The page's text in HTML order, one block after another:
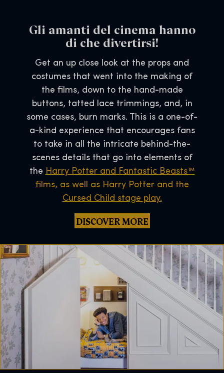
Gli amanti del cinema hanno
di che divertirsi!
Get an up close look at the props and
costumes that went into the making of
the films, down to the hand-made
buttons, tatted lace trimmings, and, in
some cases, burn marks. This is a one-of-
a-kind experience that encourages fans
to take in all the intricate behind-the-
scenes details that go into elements of
the Harry Potter and Fantastic Beasts™
films, as well as Harry Potter and the
Cursed Child stage play.
DISCOVER MORE